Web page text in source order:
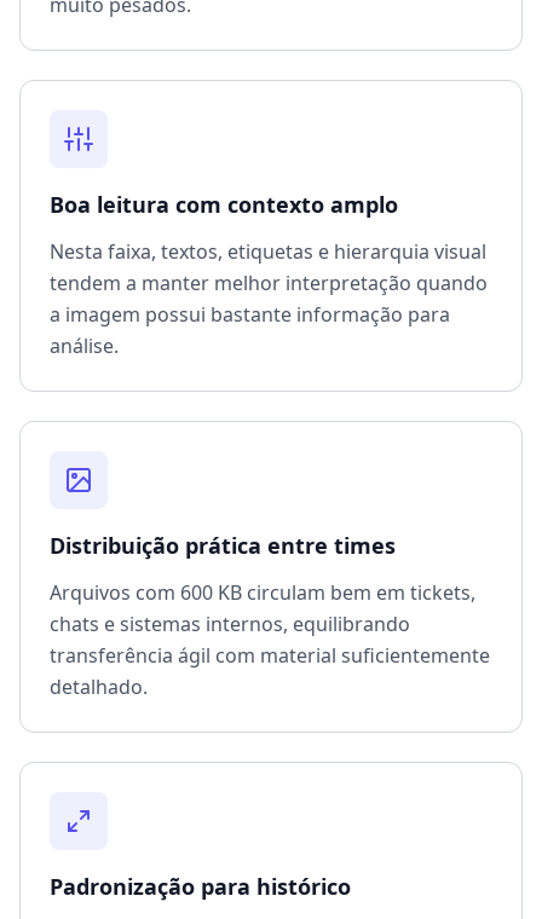
Boa leitura com contexto amplo
Nesta faixa, textos, etiquetas e hierarquia visual
tendem a manter melhor interpretação quando
a imagem possui bastante informação para
análise.
Distribuição prática entre times
Arquivos com 600 KB circulam bem em tickets,
chats e sistemas internos, equilibrando
transferência ágil com material suficientemente
detalhado.
Padronização para histórico